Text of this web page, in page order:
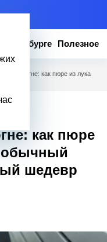
Полезное
на огне: как пюре из лука
как пюре
обычный
шедевр